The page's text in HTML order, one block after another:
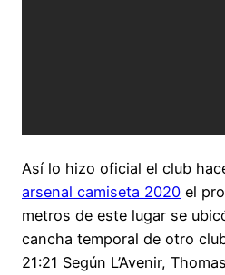
Así lo hizo oficial el club
arsenal camiseta 2020 el
metros de este lugar se
cancha temporal de otro
21:21 Según L’Avenir,